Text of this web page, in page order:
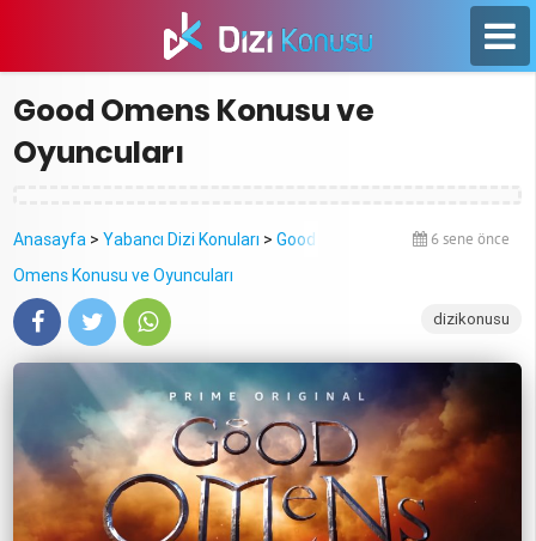
Good Omens Konusu ve
Oyuncuları
Anasayfa >Yabancı Dizi Konuları >Good
Omens Konusu ve Oyuncuları
6 sene önce
dizikonusu